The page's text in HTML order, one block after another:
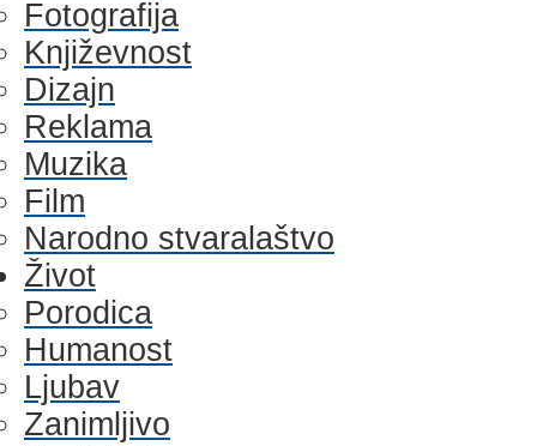
Fotografija
Književnost
Dizajn
Reklama
Muzika
Film
Narodno stvaralaštvo
Život
Porodica
Humanost
Ljubav
Zanimljivo